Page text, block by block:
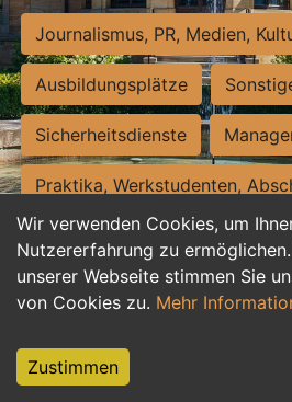
Wir verwenden Cookies, um
Nutzererfahrung zu
unserer Webseite stimmen Sie
von Cookies zu. Mehr
Zustimmen
Journalismus, PR, Medien,
Ausbildungsplätze
Sicherheitsdienste
Praktika, Werkstudenten,
Personalwesen Assistenz,
Hilfskräfte, Aushilfs- und
Weiterbildung, Studium, duale